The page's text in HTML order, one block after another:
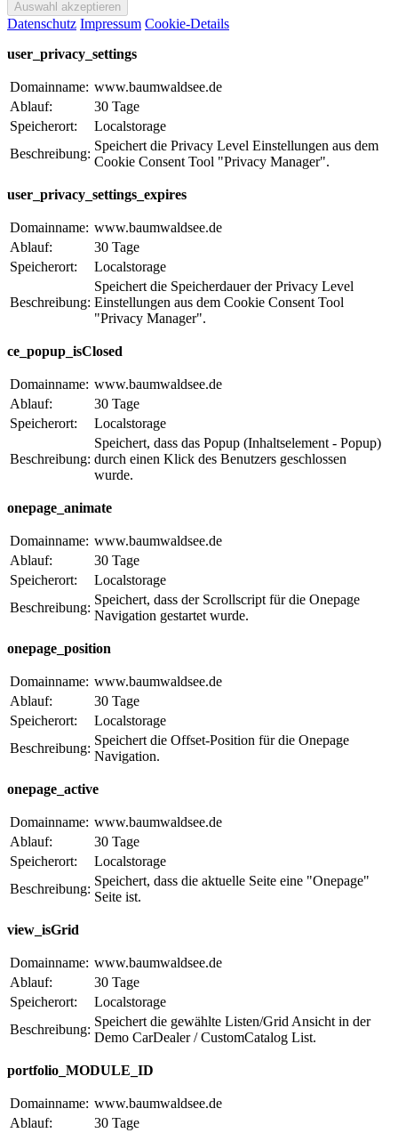
Datenschutz Impressum Cookie-Details
user_privacy_settings
Domainname: www.baumwaldsee.de
Ablauf:
30 Tage
Speicherort:
Localstorage
Beschreibung:
Speichert die Privacy Level Einstellungen aus dem
Cookie Consent Tool "Privacy Manager".
user_privacy_settings_expires
Domainname: www.baumwaldsee.de
Ablauf:
30 Tage
Speicherort:
Localstorage
Beschreibung:
Speichert die Speicherdauer der Privacy Level
Einstellungen aus dem Cookie Consent Tool
"Privacy Manager".
ce_popup_isClosed
Domainname: www.baumwaldsee.de
Ablauf:
30 Tage
Speicherort:
Localstorage
Beschreibung:
Speichert, dass das Popup (Inhaltselement - Popup)
durch einen Klick des Benutzers geschlossen
wurde.
onepage_animate
Domainname: www.baumwaldsee.de
Ablauf:
30 Tage
Speicherort:
Localstorage
Beschreibung:
Speichert, dass der Scrollscript für die Onepage
Navigation gestartet wurde.
onepage_position
Domainname: www.baumwaldsee.de
Ablauf:
30 Tage
Speicherort:
Localstorage
Beschreibung:
Speichert die Offset-Position für die Onepage
Navigation.
onepage_active
Domainname: www.baumwaldsee.de
Ablauf:
30 Tage
Speicherort:
Localstorage
Beschreibung:
Speichert, dass die aktuelle Seite eine "Onepage"
Seite ist.
view_isGrid
Domainname: www.baumwaldsee.de
Ablauf:
30 Tage
Speicherort:
Localstorage
Beschreibung:
Speichert die gewählte Listen/Grid Ansicht in der
Demo CarDealer / CustomCatalog List.
portfolio_MODULE_ID
Domainname: www.baumwaldsee.de
Ablauf:
30 Tage